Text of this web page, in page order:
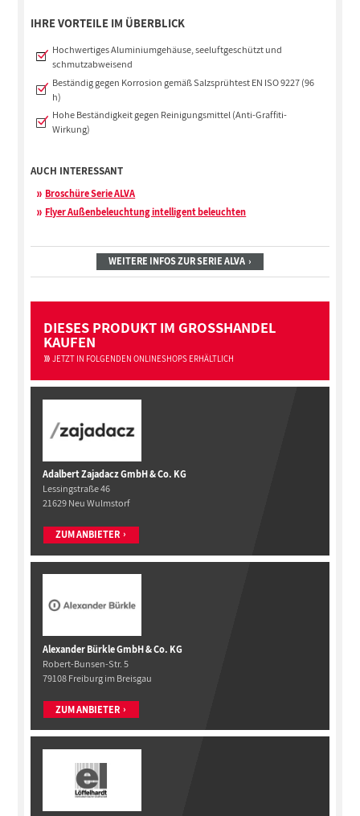
IHRE VORTEILE IM ÜBERBLICK
Hochwertiges Aluminiumgehäuse, seeluftgeschützt und
schmutzabweisend
Beständig gegen Korrosion gemäß Salzsprühtest EN ISO 9227 (96
h)
Hohe Beständigkeit gegen Reinigungsmittel (Anti-Graffiti-
Wirkung)
AUCH INTERESSANT
Broschüre Serie ALVA
Flyer Außenbeleuchtung intelligent beleuchten
WEITERE INFOS ZUR SERIE ALVA
DIESES PRODUKT IM GROSSHANDEL
KAUFEN
JETZT IN FOLGENDEN ONLINESHOPS ERHÄLTLICH
Adalbert Zajadacz GmbH & Co. KG
Lessingstraße 46
21629 Neu Wulmstorf
ZUM ANBIETER
Alexander Bürkle GmbH & Co. KG
Robert-Bunsen-Str. 5
79108 Freiburg im Breisgau
ZUM ANBIETER